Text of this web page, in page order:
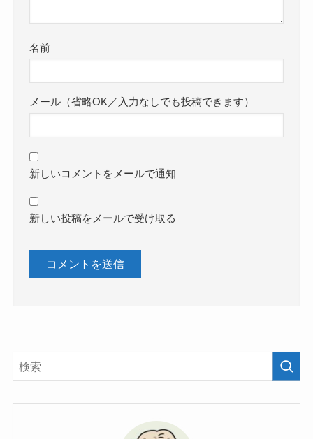
名前
メール（省略OK／入力なしでも投稿できます）
新しいコメントをメールで通知
新しい投稿をメールで受け取る